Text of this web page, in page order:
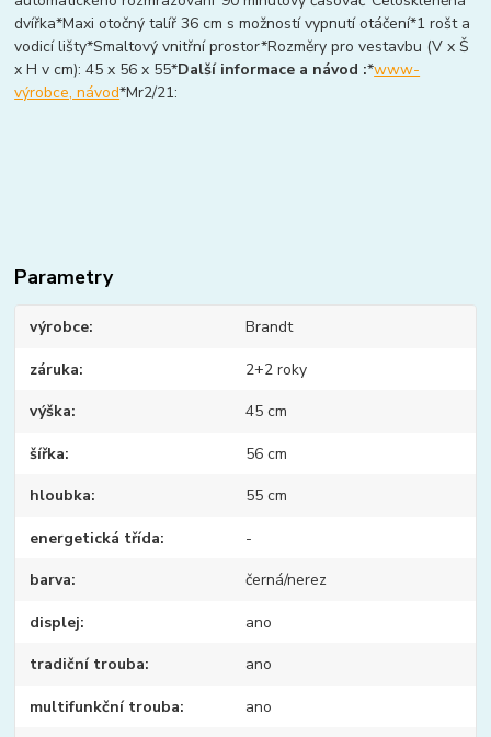
dvířka*Maxi otočný talíř 36 cm s možností vypnutí otáčení*1 rošt a
vodicí lišty*Smaltový vnitřní prostor*Rozměry pro vestavbu (V x Š
x H v cm): 45 x 56 x 55*Další informace a návod :*www-
výrobce, návod*Mr2/21:
Parametry
výrobce Brandt
záruka 2+2 roky
výška 45 cm
šířka 56 cm
hloubka 55 cm
energetická třída -
barva černá/nerez
displej ano
tradiční trouba ano
multifunkční trouba ano